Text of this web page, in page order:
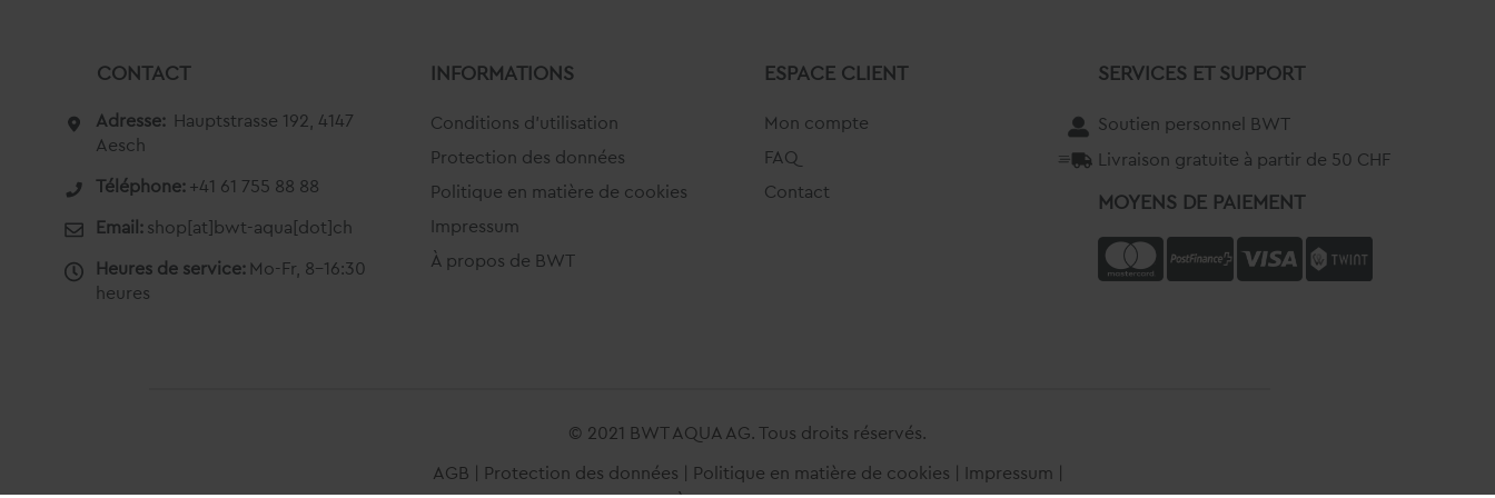
CONTACT
Adresse: Hauptstrasse 192, 4147
Aesch
Téléphone: +41 61 755 88 88
Email: shop[at]bwt-aqua[dot]ch
Heures de service: Mo-Fr, 8-16:30
heures
INFORMATIONS
Conditions d'utilisation
Protection des données
Politique en matière de cookies
Impressum
À propos de BWT
ESPACE CLIENT
Mon compte
FAQ
Contact
SERVICES ET SUPPORT
Soutien personnel BWT
Livraison gratuite à partir de 50 CHF
MOYENS DE PAIEMENT
© 2021 BWT AQUA AG. Tous droits réservés.
AGB | Protection des données | Politique en matière de cookies | Impressum |